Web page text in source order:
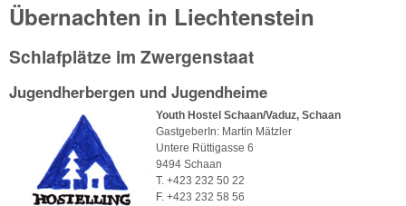
Übernachten in Liechtenstein
Schlafplätze im Zwergenstaat
Jugendherbergen und Jugendheime
Youth Hostel Schaan/Vaduz, Schaan
GastgeberIn: Martin Mätzler
Untere Rüttigasse 6
9494 Schaan
T. +423 232 50 22
F. +423 232 58 56